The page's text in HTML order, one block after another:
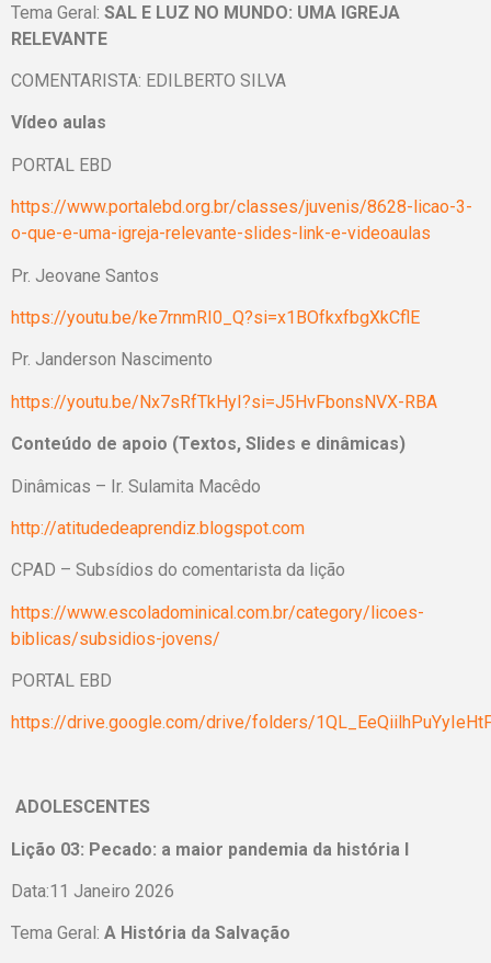
Tema Geral: SAL E LUZ NO MUNDO: UMA IGREJA
RELEVANTE
COMENTARISTA: EDILBERTO SILVA
Vídeo aulas
PORTAL EBD
https://www.portalebd.org.br/classes/juvenis/8628-licao-3-
o-que-e-uma-igreja-relevante-slides-link-e-videoaulas
Pr. Jeovane Santos
https://youtu.be/ke7rnmRI0_Q?si=x1BOfkxfbgXkCflE
Pr. Janderson Nascimento
https://youtu.be/Nx7sRfTkHyI?si=J5HvFbonsNVX-RBA
Conteúdo de apoio (Textos, Slides e dinâmicas)
Dinâmicas – Ir. Sulamita Macêdo
http://atitudedeaprendiz.blogspot.com
CPAD – Subsídios do comentarista da lição
https://www.escoladominical.com.br/category/licoes-
biblicas/subsidios-jovens/
PORTAL EBD
https://drive.google.com/drive/folders/
ADOLESCENTES
Lição 03: Pecado: a maior pandemia da história I
Data:11 Janeiro 2026
Tema Geral: A História da Salvação